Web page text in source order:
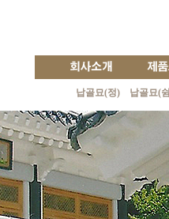
납골묘(정) 납골묘(